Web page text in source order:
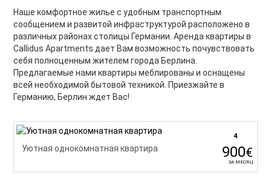
Наше комфортное жилье с удобным транспортным
сообщением и развитой инфраструктурой расположено в
различных районах столицы Германии. Аренда квартиры в
Callidus Apartments дает Вам возможность почувствовать
себя полноценным жителем города Берлинa.
Предлагаемые нами квартиры меблированы и оснащены
всей необходимой бытовой техникой. Приезжайте в
Германию, Берлин ждет Вас!
4
900€
ЗА МЕСЯЦ
Уютная однокомнатная квартира